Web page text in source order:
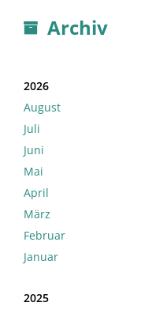
Archiv
2026
August
Juli
Juni
Mai
April
März
Februar
Januar
2025